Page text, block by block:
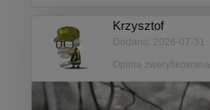
Krzysztof
Dodano: 2026-07-31
Opinia zweryfikowana